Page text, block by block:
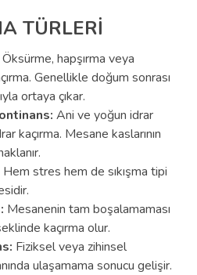
TÜRLERİ
Öksürme, hapşırma veya
Genellikle doğum sonrası
ortaya çıkar.
Ani ve yoğun idrar
kaçırma. Mesane kaslarının
Hem stres hem de sıkışma tipi
Mesanenin tam boşalamaması
kaçırma olur.
Fiziksel veya zihinsel
ulaşamama sonucu gelişir.